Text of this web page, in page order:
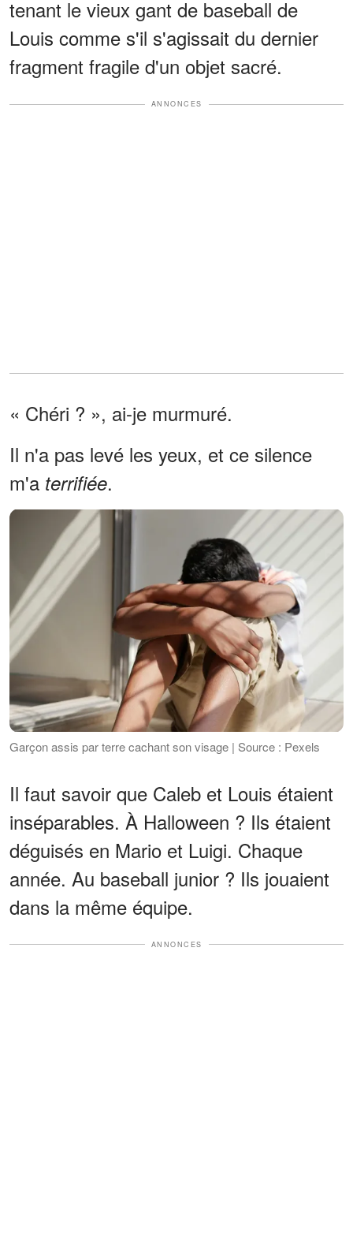
tenant le vieux gant de baseball de
Louis comme s'il s'agissait du dernier
fragment fragile d'un objet sacré.
ANNONCES
« Chéri ? », ai-je murmuré.
Il n'a pas levé les yeux, et ce silence
m'a terrifiée.
Garçon assis par terre cachant son visage | Source : Pexels
Il faut savoir que Caleb et Louis étaient
inséparables. À Halloween ? Ils étaient
déguisés en Mario et Luigi. Chaque
année. Au baseball junior ? Ils jouaient
dans la même équipe.
ANNONCES